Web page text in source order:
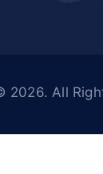
2026. All